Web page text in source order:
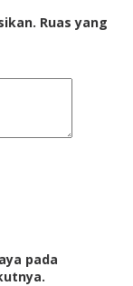
Ruas yang
pada